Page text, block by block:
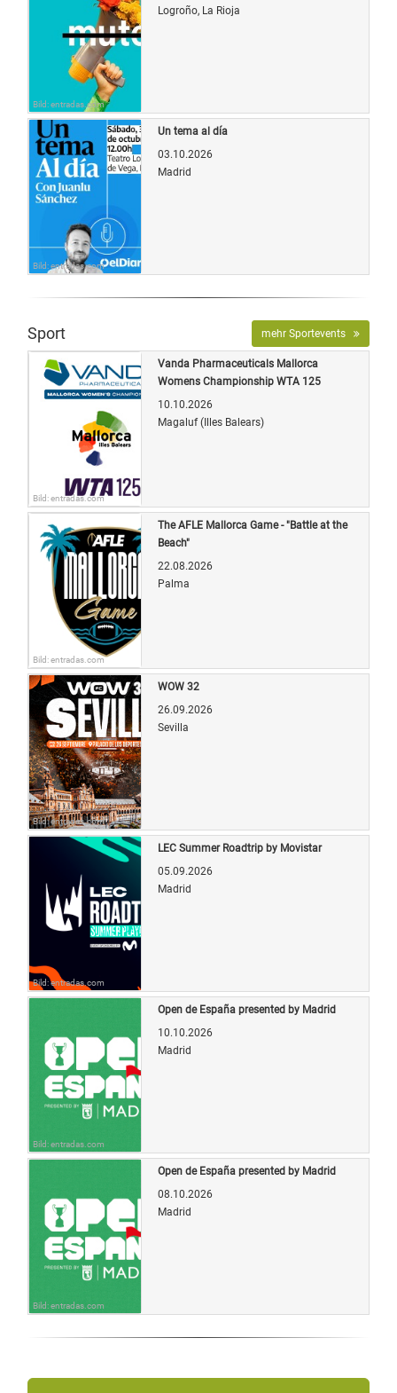
Bild: entradas.com
Logroño, La Rioja
Bild: entradas.com
Un tema al día
03.10.2026
Madrid
Sport mehr Sportevents
Bild: entradas.com
Vanda Pharmaceuticals Mallorca
Womens Championship WTA 125
10.10.2026
Magaluf (Illes Balears)
Bild: entradas.com
The AFLE Mallorca Game - "Battle at the
Beach"
22.08.2026
Palma
Bild: entradas.com
WOW 32
26.09.2026
Sevilla
Bild: entradas.com
LEC Summer Roadtrip by Movistar
05.09.2026
Madrid
Bild: entradas.com
Open de España presented by Madrid
10.10.2026
Madrid
Bild: entradas.com
Open de España presented by Madrid
08.10.2026
Madrid